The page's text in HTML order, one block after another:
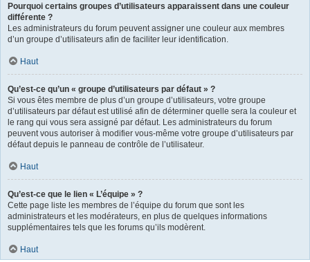
Pourquoi certains groupes d’utilisateurs apparaissent dans une couleur
différente ?
Les administrateurs du forum peuvent assigner une couleur aux membres
d’un groupe d’utilisateurs afin de faciliter leur identification.
Haut
Qu’est-ce qu’un « groupe d’utilisateurs par défaut » ?
Si vous êtes membre de plus d’un groupe d’utilisateurs, votre groupe
d’utilisateurs par défaut est utilisé afin de déterminer quelle sera la couleur et
le rang qui vous sera assigné par défaut. Les administrateurs du forum
peuvent vous autoriser à modifier vous-même votre groupe d’utilisateurs par
défaut depuis le panneau de contrôle de l’utilisateur.
Haut
Qu’est-ce que le lien « L’équipe » ?
Cette page liste les membres de l’équipe du forum que sont les
administrateurs et les modérateurs, en plus de quelques informations
supplémentaires tels que les forums qu’ils modèrent.
Haut